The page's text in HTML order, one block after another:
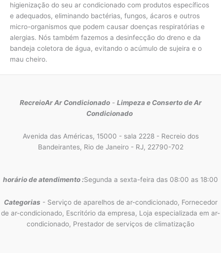
higienização do seu ar condicionado com produtos específicos
e adequados, eliminando bactérias, fungos, ácaros e outros
micro-organismos que podem causar doenças respiratórias e
alergias. Nós também fazemos a desinfecção do dreno e da
bandeja coletora de água, evitando o acúmulo de sujeira e o
mau cheiro.
RecreioAr Ar Condicionado- Limpeza e Conserto de Ar
Condicionado
Avenida das Américas, 15000 - sala 2228 - Recreio dos
Bandeirantes, Rio de Janeiro - RJ, 22790-702
horário de atendimento :Segunda a sexta-feira das 08:00 as 18:00
Categorias - Serviço de aparelhos de ar-condicionado, Fornecedor
de ar-condicionado, Escritório da empresa, Loja especializada em ar-
condicionado, Prestador de serviços de climatização